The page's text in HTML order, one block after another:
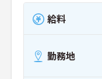
給料
勤務地